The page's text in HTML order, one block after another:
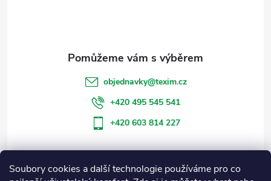
Soubory cookies a další technologie používáme pro co
Informace pro vás
objednavky@texim.cz
+420 495 545 541
+420 603 814 227